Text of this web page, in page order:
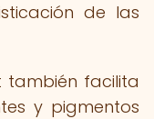
de las
también facilita
y pigmentos